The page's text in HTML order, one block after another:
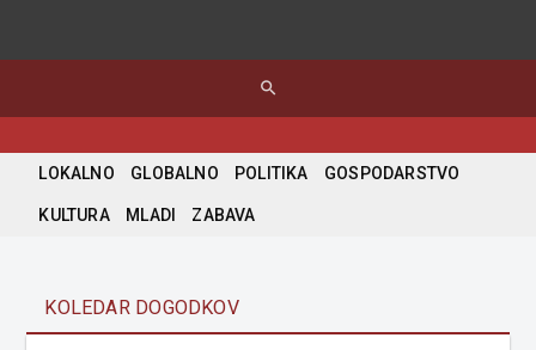
search
LOKALNO GLOBALNO POLITIKA GOSPODARSTVO
KULTURA MLADI ZABAVA
KOLEDAR DOGODKOV